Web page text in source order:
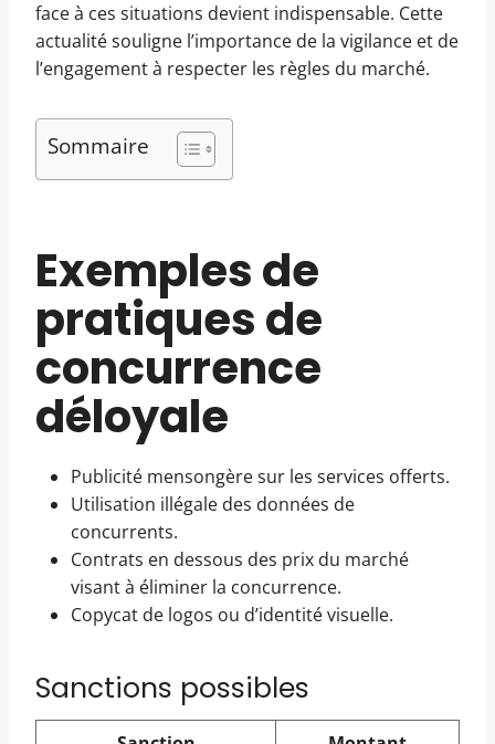
face à ces situations devient indispensable. Cette
actualité souligne l’importance de la vigilance et de
l’engagement à respecter les règles du marché.
Sommaire
Exemples de
pratiques de
concurrence
déloyale
Publicité mensongère sur les services offerts.
Utilisation illégale des données de
concurrents.
Contrats en dessous des prix du marché
visant à éliminer la concurrence.
Copycat de logos ou d’identité visuelle.
Sanctions possibles